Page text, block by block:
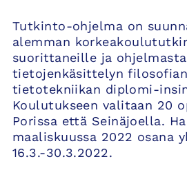
Tutkinto-ohjelma on
alemman
suorittaneille ja
tietojenkäsittelyn
tietotekniikan diplomi-
Koulutukseen valitaan 20
Porissa että Seinäjoella.
maaliskuussa 2022 osana
16.3.-30.3.2022.